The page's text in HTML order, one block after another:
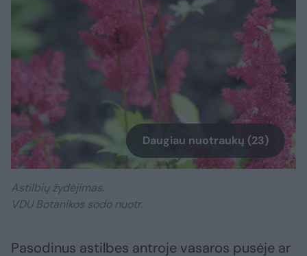
Daugiau nuotraukų (23)
Astilbių žydėjimas.
VDU Botanikos sodo nuotr.
Pasodinus astilbes antroje vasaros pusėje ar